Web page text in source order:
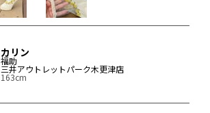
カリン
福助
三井アウトレットパーク木更津店
163cm